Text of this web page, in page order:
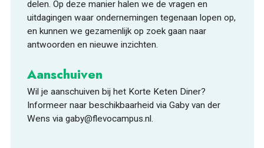
FOOD PIONEERS
delen. Op deze manier halen we de vragen en
uitdagingen waar ondernemingen tegenaan lopen op,
en kunnen we gezamenlijk op zoek gaan naar
antwoorden en nieuwe inzichten.
Aanschuiven
Wil je aanschuiven bij het Korte Keten Diner?
Informeer naar beschikbaarheid via Gaby van der
Wens via gaby@flevocampus.nl.